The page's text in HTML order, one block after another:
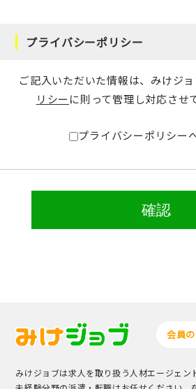
プライバシーポリシー
ご記入いただいた情報は、みけジ
リシー に則って管理し対応させ
プライバシーポリシー
会員
みけジョブは求人を取り扱う人材エージェン